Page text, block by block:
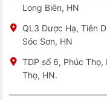
Long Biên, HN
QL3 Dược Hạ, Tiên
Sóc Sơn, HN
TDP số 6, Phúc Thọ,
Thọ, HN.